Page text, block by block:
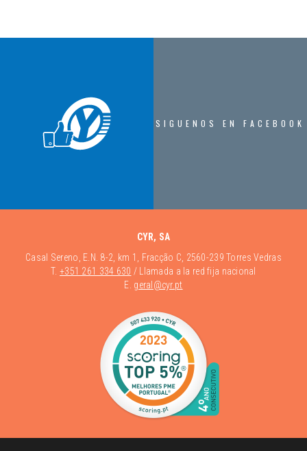
SIGUENOS EN FACEBOOK
CYR, SA
Casal Sereno, E.N. 8-2, km 1, Fracção C, 2560-239 Torres Vedras
T.+351 261 334 630 / Llamada a la red fija nacional
E. geral@cyr.pt